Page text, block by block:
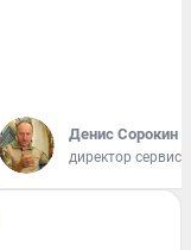
Денис Сорокин
директор